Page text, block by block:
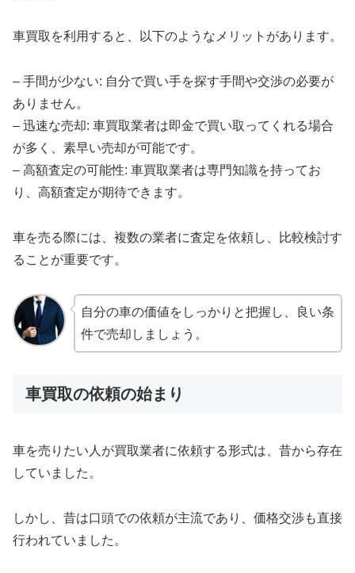
車買取を利用すると、以下のようなメリットがあります。
– 手間が少ない: 自分で買い手を探す手間や交渉の必要が
ありません。
– 迅速な売却: 車買取業者は即金で買い取ってくれる場合
が多く、素早い売却が可能です。
– 高額査定の可能性: 車買取業者は専門知識を持ってお
り、高額査定が期待できます。
車を売る際には、複数の業者に査定を依頼し、比較検討す
ることが重要です。
自分の車の価値をしっかりと把握し、良い条
件で売却しましょう。
車買取の依頼の始まり
車を売りたい人が買取業者に依頼する形式は、昔から存在
していました。
しかし、昔は口頭での依頼が主流であり、価格交渉も直接
行われていました。